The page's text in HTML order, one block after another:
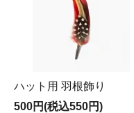
ハット用 羽根飾り
500円(税込550円)